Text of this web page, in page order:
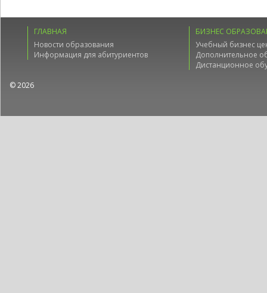
ГЛАВНАЯ
Новости образования
Информация для абитуриентов
БИЗНЕС
Учебный бизнес
Дополнительное
Дистанционное
© 2026